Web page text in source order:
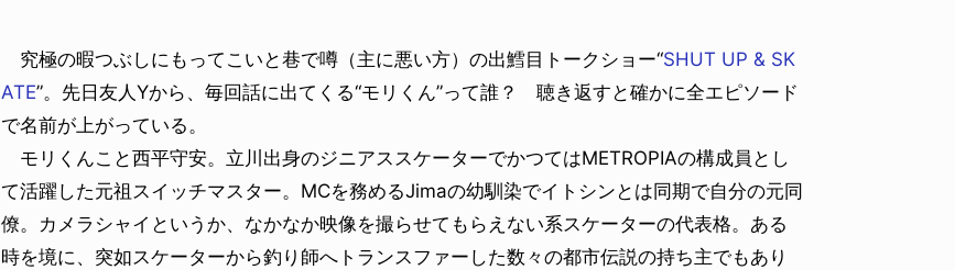
究極の暇つぶしにもってこいと巷で噂（主に悪い方）の出鱈目トークショー“SHUT UP & SK
ATE”。先日友人Yから、毎回話に出てくる“モリくん”って誰？ 聴き返すと確かに全エピソード
で名前が上がっている。
モリくんこと西平守安。立川出身のジニアススケーターでかつてはMETROPIAの構成員とし
て活躍した元祖スイッチマスター。MCを務めるJimaの幼馴染でイトシンとは同期で自分の元同
僚。カメラシャイというか、なかなか映像を撮らせてもらえない系スケーターの代表格。ある
時を境に、突如スケーターから釣り師へトランスファーした数々の都市伝説の持ち主でもあり